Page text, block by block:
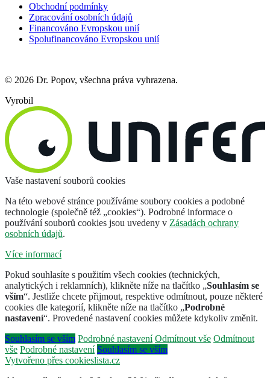
Obchodní podmínky
Zpracování osobních údajů
Financováno Evropskou unií
Spolufinancováno Evropskou unií
© 2026 Dr. Popov, všechna práva vyhrazena.
Vyrobil
Vaše nastavení souborů cookies
Na této webové stránce používáme soubory cookies a podobné
technologie (společně též „cookies“). Podrobné informace o
používání souborů cookies jsou uvedeny v Zásadách ochrany
osobních údajů.
Více informací
Pokud souhlasíte s použitím všech cookies (technických,
analytických i reklamních), klikněte níže na tlačítko „Souhlasím se
vším“. Jestliže chcete přijmout, respektive odmítnout, pouze některé
cookies dle kategorií, klikněte níže na tlačítko „Podrobné
nastavení“. Provedené nastavení cookies můžete kdykoliv změnit.
Souhlasím se vším Podrobné nastavení Odmítnout vše Odmítnout
vše Podrobné nastavení Souhlasím se vším
Vytvořeno přes cookieslista.cz